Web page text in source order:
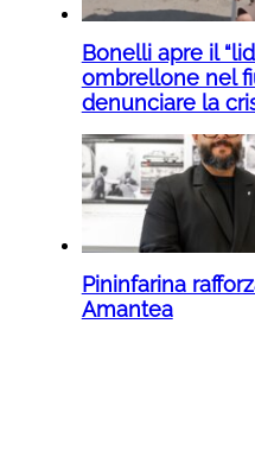
Bonelli apre il
ombrellone nel
denunciare la
Pininfarina
Amantea